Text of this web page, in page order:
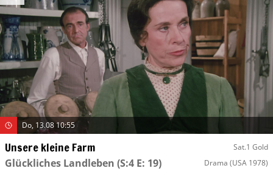
Do, 13.08 10:55
Unsere kleine Farm Sat.1 Gold
Glückliches Landleben (S:4 E: 19) Drama (USA 1978)